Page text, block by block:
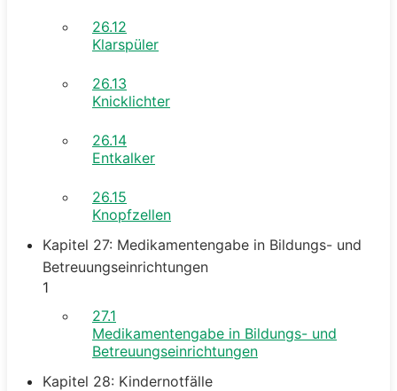
26.12
Klarspüler
26.13
Knicklichter
26.14
Entkalker
26.15
Knopfzellen
Kapitel 27: Medikamentengabe in Bildungs- und
Betreuungseinrichtungen
1
27.1
Medikamentengabe in Bildungs- und
Betreuungseinrichtungen
Kapitel 28: Kindernotfälle